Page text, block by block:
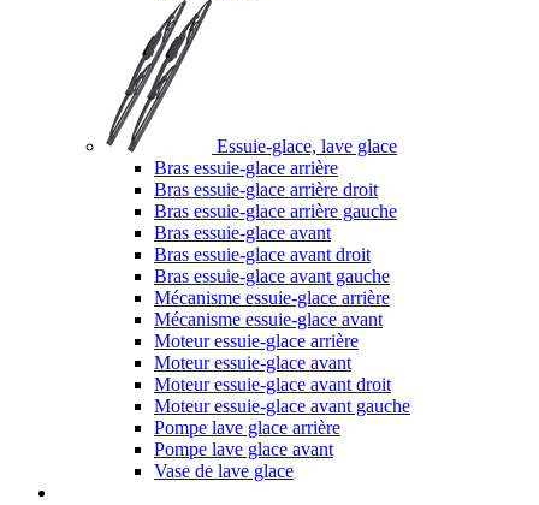
Essuie-glace, lave glace
Bras essuie-glace arrière
Bras essuie-glace arrière droit
Bras essuie-glace arrière gauche
Bras essuie-glace avant
Bras essuie-glace avant droit
Bras essuie-glace avant gauche
Mécanisme essuie-glace arrière
Mécanisme essuie-glace avant
Moteur essuie-glace arrière
Moteur essuie-glace avant
Moteur essuie-glace avant droit
Moteur essuie-glace avant gauche
Pompe lave glace arrière
Pompe lave glace avant
Vase de lave glace